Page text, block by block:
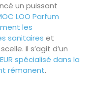
un puissant
LOO Parfum
les
sanitaires et
Il s’agit d’un
spécialisé dans la
rémanent.